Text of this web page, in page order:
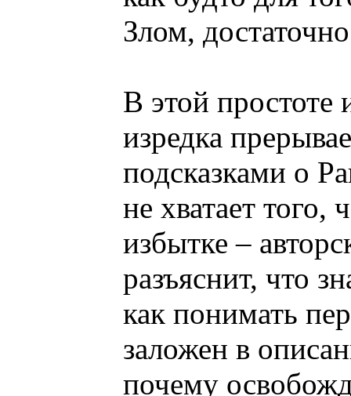
Злом,
В этой простоте
изредка
подсказками о
не хватает того,
избытке –
разъяснит, что
как понимать
заложен в
почему